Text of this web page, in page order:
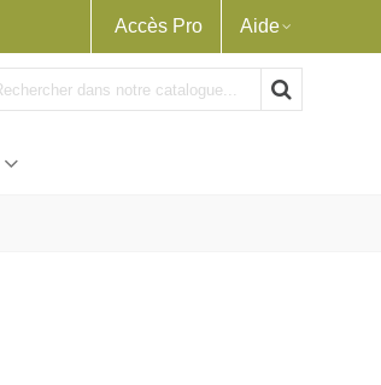
Accès Pro Aide